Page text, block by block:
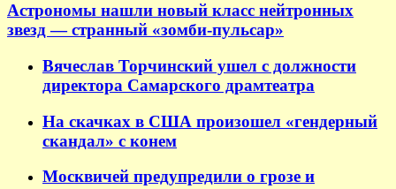
Астрономы нашли новый класс нейтронных
звезд — странный «зомби-пульсар»
Вячеслав Торчинский ушел с должности
директора Самарского драмтеатра
На скачках в США произошел «гендерный
скандал» с конем
Москвичей предупредили о грозе и